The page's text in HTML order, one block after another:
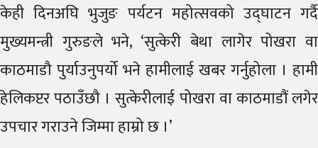
केही दिनअघि भुजुङ पर्यटन महोत्सवको उद्घाटन गर्दै
मुख्यमन्त्री गुरुङले भने, ‘सुत्केरी बेथा लागेर पोखरा वा
काठमाडौ पुर्याउनुपर्यो भने हामीलाई खबर गर्नुहोला । हामी
हेलिकप्टर पठाउँछौ । सुत्केरीलाई पोखरा वा काठमाडौं लगेर
उपचार गराउने जिम्मा हाम्रो छ ।’